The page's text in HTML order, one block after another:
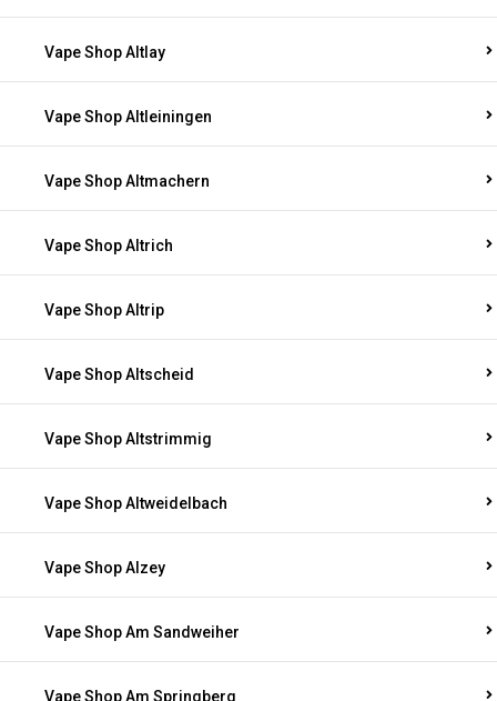
Vape Shop Altlay
Vape Shop Altleiningen
Vape Shop Altmachern
Vape Shop Altrich
Vape Shop Altrip
Vape Shop Altscheid
Vape Shop Altstrimmig
Vape Shop Altweidelbach
Vape Shop Alzey
Vape Shop Am Sandweiher
Vape Shop Am Springberg